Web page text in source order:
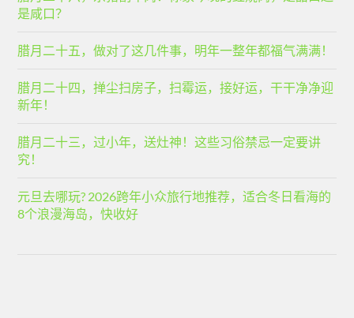
是咸口？
腊月二十五，做对了这几件事，明年一整年都福气满满！
腊月二十四，掸尘扫房子，扫霉运，接好运，干干净净迎
新年！
腊月二十三，过小年，送灶神！这些习俗禁忌一定要讲
究！
元旦去哪玩? 2026跨年小众旅行地推荐，适合冬日看海的
8个浪漫海岛，快收好